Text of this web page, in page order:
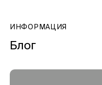
ИНФОРМАЦИЯ
Блог